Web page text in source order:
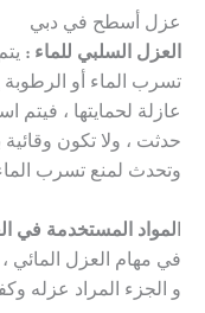
عزل أسطح في دبي
العزل السلبي للماء :
تسرب الماء أو الرطوبة
عازلة لحمايتها ، فيتم
حدثت ، ولا تكون
وتحدث لمنع تسرب
المواد المستخدمة في
في مهام العزل المائي ،
و الجزء المراد عزله